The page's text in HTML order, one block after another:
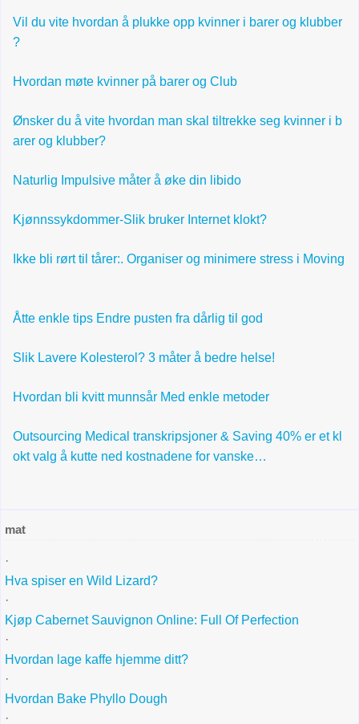
Vil du vite hvordan å plukke opp kvinner i barer og klubber
?
Hvordan møte kvinner på barer og Club
Ønsker du å vite hvordan man skal tiltrekke seg kvinner i b
arer og klubber?
Naturlig Impulsive måter å øke din libido
Kjønnssykdommer-Slik bruker Internet klokt?
Ikke bli rørt til tårer:. Organiser og minimere stress i Moving
Åtte enkle tips Endre pusten fra dårlig til god
Slik Lavere Kolesterol? 3 måter å bedre helse!
Hvordan bli kvitt munnsår Med enkle metoder
Outsourcing Medical transkripsjoner & Saving 40% er et kl
okt valg å kutte ned kostnadene for vanske…
mat
·
Hva spiser en Wild Lizard?
·
Kjøp Cabernet Sauvignon Online: Full Of Perfection
·
Hvordan lage kaffe hjemme ditt?
·
Hvordan Bake Phyllo Dough
·